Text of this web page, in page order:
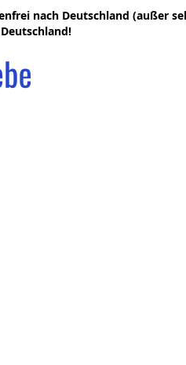
nach Deutschland (außer